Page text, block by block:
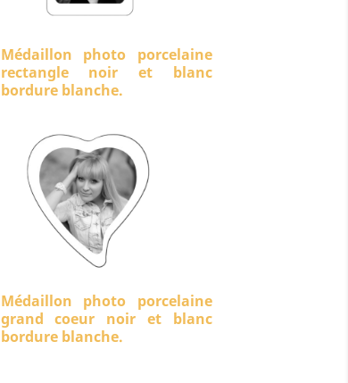
Médaillon photo porcelaine
rectangle noir et blanc
bordure blanche.
Médaillon photo porcelaine
grand coeur noir et blanc
bordure blanche.